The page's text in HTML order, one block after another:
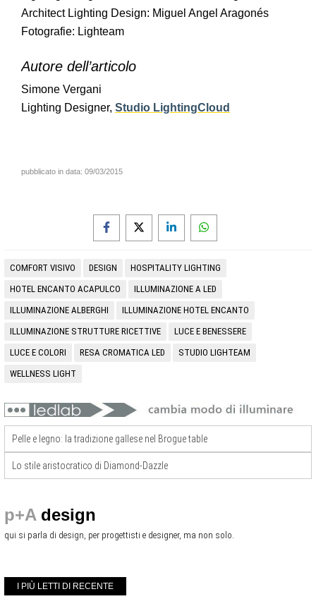
Architect Lighting Design: Miguel Angel Aragonés
Fotografie: Lighteam
Autore dell’articolo
Simone Vergani
Lighting Designer, Studio LightingCloud
pubblicato in data: 09/03/2015
COMFORT VISIVO DESIGN
HOSPITALITY LIGHTING
HOTEL ENCANTO ACAPULCO
ILLUMINAZIONE A LED
ILLUMINAZIONE ALBERGHI
ILLUMINAZIONE HOTEL ENCANTO
ILLUMINAZIONE STRUTTURE RICETTIVE
LUCE E BENESSERE
LUCE E COLORI
RESA CROMATICA LED
STUDIO LIGHTEAM
WELLNESS LIGHT
Pelle e legno: la tradizione gallese nel Brogue table
Lo stile aristocratico di Diamond-Dazzle
p+A design
qui si parla di design, per progettisti e designer, ma non solo.
I PIÙ LETTI DI RECENTE